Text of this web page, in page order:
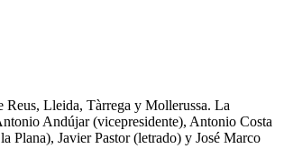
Reus, Lleida, Tàrrega y Mollerussa. La
Andújar (vicepresidente), Antonio Costa
Plana), Javier Pastor (letrado) y José Marco